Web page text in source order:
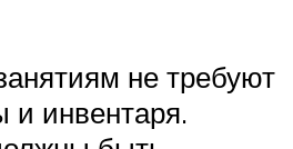
не требуют
и инвентаря.